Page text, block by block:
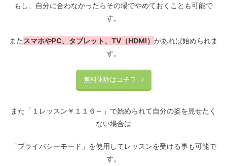
もし、自分に合わなかったらその場でやめておくことも可能で
す。
また スマホやPC、タブレット、TV（HDMI） があれば始められま
す。
無料体験はコチラ
また「１レッスン￥１１６～」で始められて自分の姿を見せたく
ない場合は
「プライバシーモード」を使用してレッスンを受ける事も可能で
す。